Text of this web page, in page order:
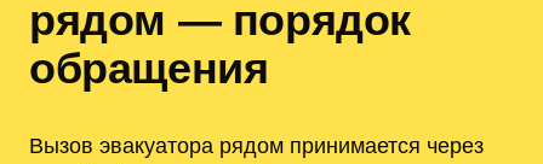
рядом — порядок
обращения
Вызов эвакуатора рядом принимается через